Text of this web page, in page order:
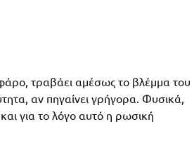
τραβάει αμέσως το βλέμμα του
αν πηγαίνει γρήγορα. Φυσικά,
για το λόγο αυτό η ρωσική